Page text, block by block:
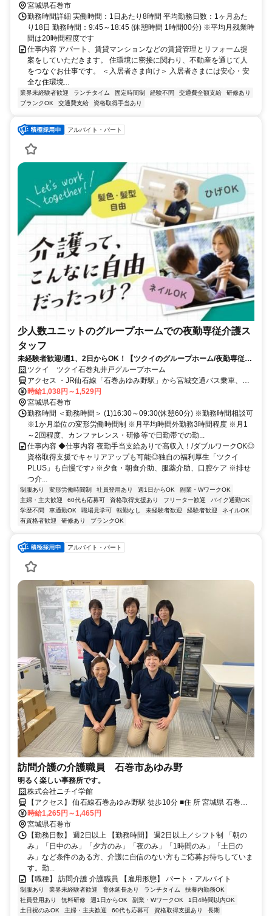
宮城県石巻市
勤務時間詳細 実働時間：1日あたり8時間 平均勤務日数：1ヶ月あた
り18日 勤務時間：9:45～18:45 (休憩時間 1時間00分) ※平均月残業時
間は20時間程度です
仕事内容 アパート、賃貸マンションなどの賃貸管理とリフォーム提
案をしていただきます。 住環境に密接に関わり、不動産を通じて人
をつなぐお仕事です。 ＜入居者さま向け＞ 入居者さまには安心・安
全な住環境...
業界未経験者歓迎 ランチタイム 固定時間制 経験不問 交通費全額支給
研修あり
ブランクOK
交通費支給 資格取得手当あり
アルバイト・パート
少人数ユニットのグループホームでの夜勤専従介護ス
タッフ
未経験者歓迎/週1、2日からOK！【ツクイのグループホーム/夜勤専従介
護スタッフ求人】
ツクイ ツクイ石巻丸井戸グループホーム
アクセス ・JR仙石線「石巻あゆみ野駅」から宮城交通バス乗車、
「丸井戸三丁目」下車徒歩約2分 ・JR仙石線「蛇田駅」から徒歩16
分、車約5分 ・三陸自動車道「石巻河南IC」から車約5分
時給1,038円～1,529円
宮城県石巻市
勤務時間 ＜勤務時間＞ (1)16:30～09:30(休憩60分) ※勤務時間相談可
※1か月単位の変形労働時間制 ※月平均時間外勤務3時間程度 ※月1
～2回程度、カンファレンス・研修等で日勤帯での勤...
仕事内容 ◆仕事内容 夜勤手当支給ありで高収入！/ダブルワークOK◎
資格取得支援でキャリアアップも可能◎独自の福利厚生「ツクイ
PLUS」も自慢です♪ ※夕食・朝食介助、服薬介助、口腔ケア ※排せ
つ介...
制服あり 変形労働時間制 社員登用あり 週1日からOK
副業・WワークOK
主婦・主夫歓迎
60代も応募可 資格取得支援あり フリーター歓迎
バイク通勤OK
学歴不問
車通勤OK 職場見学可 転勤なし 未経験者歓迎 経験者歓迎
ネイルOK
有資格者歓迎
研修あり ブランクOK
アルバイト・パート
訪問介護の介護職員 石巻市あゆみ野
明るく楽しい事務所です。
株式会社ニチイ学館
【アクセス】 仙石線石巻あゆみ野駅 徒歩10分 ■住 所 宮城県 石巻市
あゆみ野三丁目2番地14ﾔﾏﾎﾝあゆみ野ﾋﾞﾙ2F ■アクセス 仙石線石巻あ
ゆみ野駅 徒歩10分
時給1,265円～1,465円
宮城県石巻市
【勤務日数】 週2日以上 【勤務時間】 週2日以上／シフト制 「朝の
み」「日中のみ」「夕方のみ」「夜のみ」「1時間のみ」「土日の
み」など条件のある方、介護に自信のない方もご応募お待ちしていま
す。勤...
【職種】 訪問介護 介護職員 【雇用形態】 パート・アルバイト
制服あり 業界未経験者歓迎 育休延長あり ランチタイム
扶養内勤務OK
社員登用あり
無料研修 週1日からOK 副業・WワークOK
1日4時間以内OK
土日祝のみOK
主婦・主夫歓迎 60代も応募可 資格取得支援あり 長期